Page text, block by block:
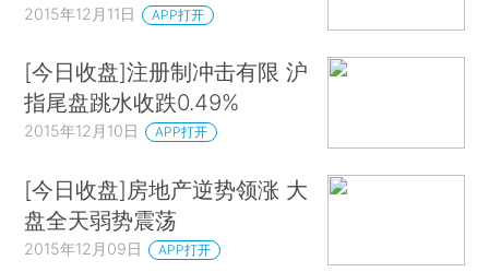
2015年12月11日 APP打开
[今日收盘]注册制冲击有限 沪
指尾盘跳水收跌0.49%
2015年12月10日 APP打开
[今日收盘]房地产逆势领涨 大
盘全天弱势震荡
2015年12月09日 APP打开